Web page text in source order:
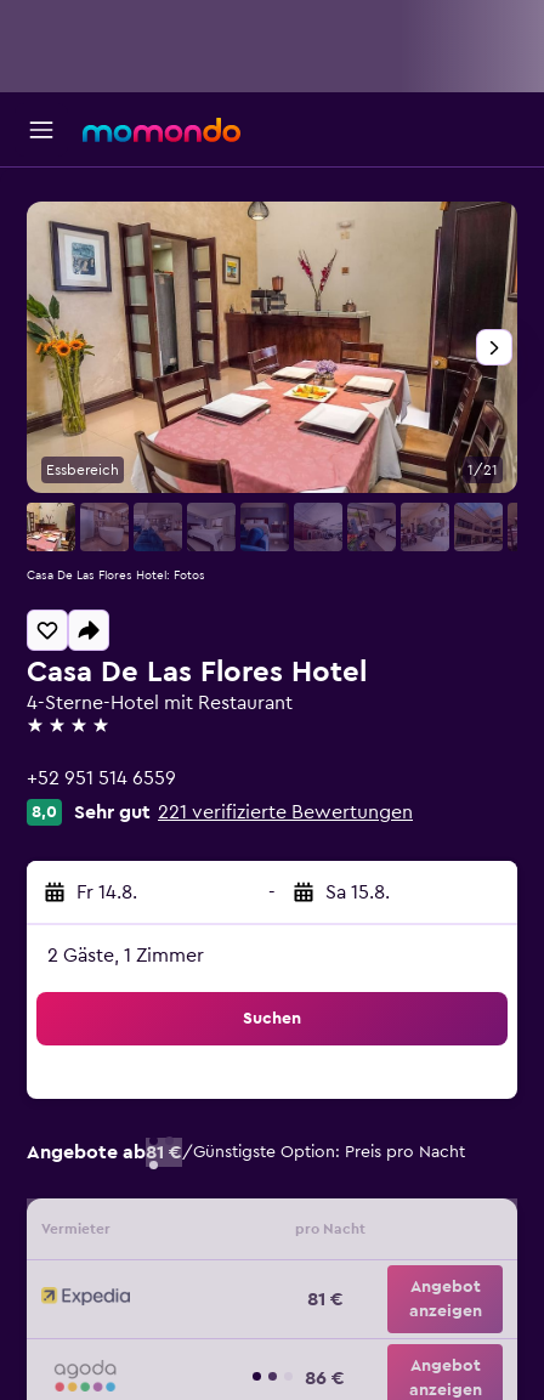
Casa De Las Flores Hotel
4-Sterne-Hotel mit Restaurant
4 Sterne
+52 951 514 6559
8,0 Sehr gut 221 verifizierte Bewertungen
Fr 14.8. - Sa 15.8.
2 Gäste, 1 Zimmer
Suchen
Angebote ab81 €/Günstigste Option: Preis pro Nacht
Vermieter pro Nacht
81 €
Angebot
anzeigen
86 €
Angebot
anzeigen
Essbereich 1/21
Casa De Las Flores Hotel: Fotos